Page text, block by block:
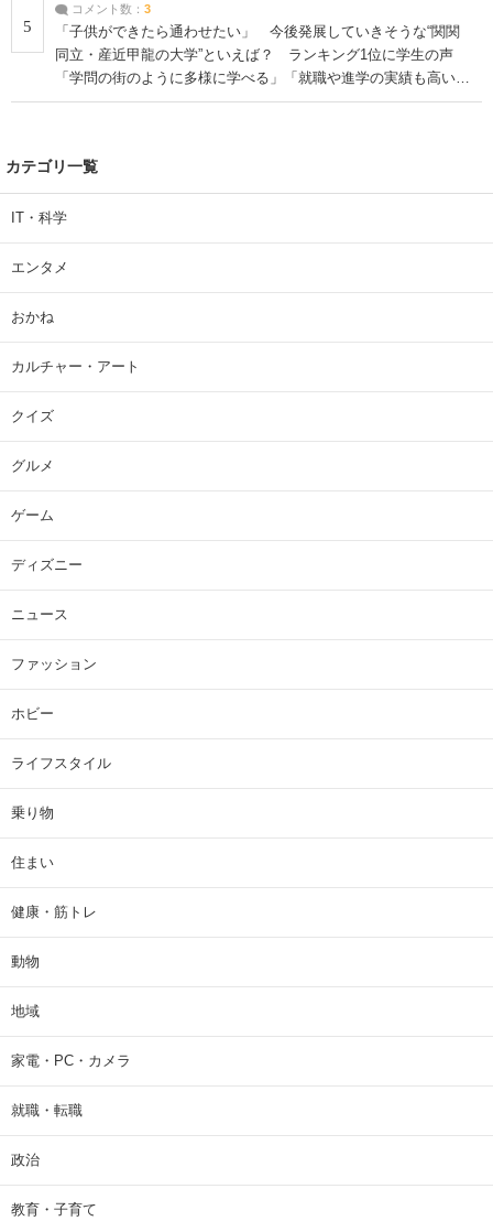
5
コメント数： 3
「子供ができたら通わせたい」 今後発展していきそうな“関関
同立・産近甲龍の大学”といえば？ ランキング1位に学生の声
「学問の街のように多様に学べる」「就職や進学の実績も高い」
| 大学 ねとらぼリサーチ
カテゴリ一覧
IT・科学
エンタメ
おかね
カルチャー・アート
クイズ
グルメ
ゲーム
ディズニー
ニュース
ファッション
ホビー
ライフスタイル
乗り物
住まい
健康・筋トレ
動物
地域
家電・PC・カメラ
就職・転職
政治
教育・子育て